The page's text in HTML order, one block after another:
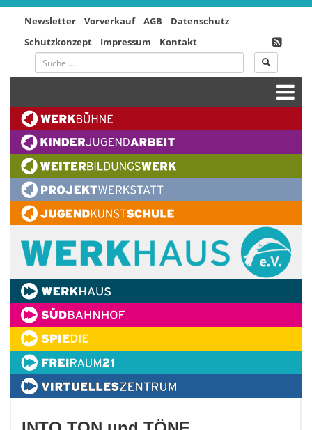
Newsletter Vorverkauf AGB
Datenschutz
Schutzkonzept
Impressum Kontakt